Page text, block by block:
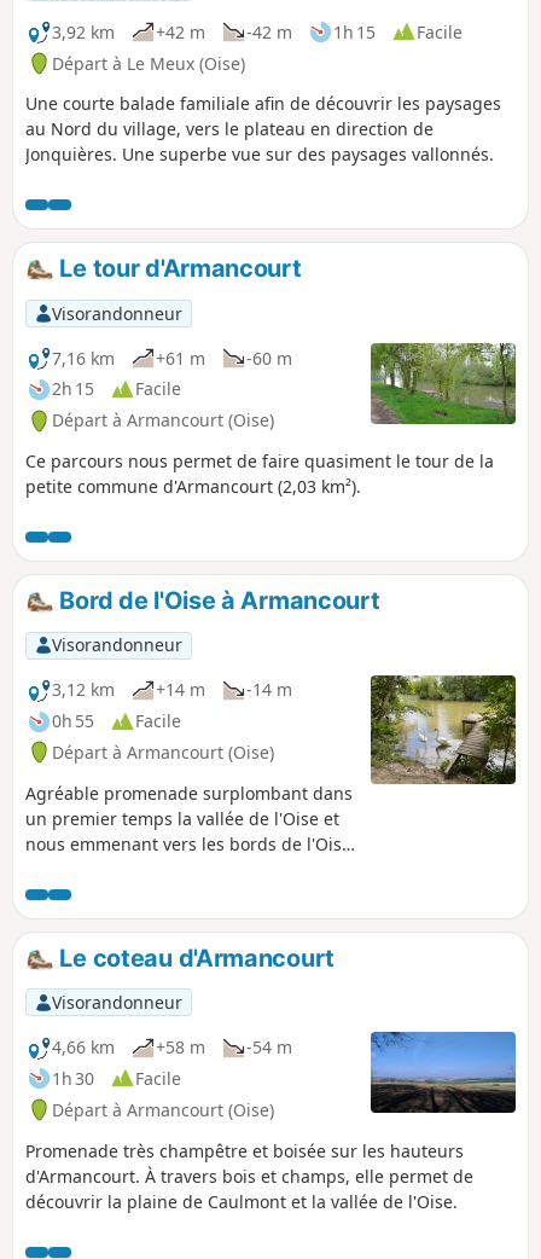
3,92 km
+42 m -42 m 1h 15
Facile
Départ à Le Meux (Oise)
Une courte balade familiale afin de découvrir les paysages
au Nord du village, vers le plateau en direction de
Jonquières. Une superbe vue sur des paysages vallonnés.
Le tour d'Armancourt
Visorandonneur
7,16 km
+61 m
-60 m
2h 15
Facile
Départ à Armancourt (Oise)
Ce parcours nous permet de faire quasiment le tour de la
petite commune d'Armancourt (2,03 km²).
Bord de l'Oise à Armancourt
Visorandonneur
3,12 km
+14 m
-14 m
0h 55
Facile
Départ à Armancourt (Oise)
Agréable promenade surplombant dans
un premier temps la vallée de l'Oise et
nous emmenant vers les bords de l'Oise
laquelle furent découverts lors d'un
dragage de la rivière, un casque, des
lances, une épée, un vase pour certains
vieux de plus de trois mille ans et
prouvant la présence de l'homme sur
cette île.
Le coteau d'Armancourt
Visorandonneur
4,66 km
+58 m
-54 m
1h 30
Facile
Départ à Armancourt (Oise)
Promenade très champêtre et boisée sur les hauteurs
d'Armancourt. À travers bois et champs, elle permet de
découvrir la plaine de Caulmont et la vallée de l'Oise.